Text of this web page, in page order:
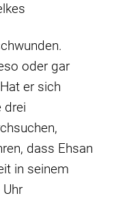
oder gar
er sich
drei
dass Ehsan
in seinem